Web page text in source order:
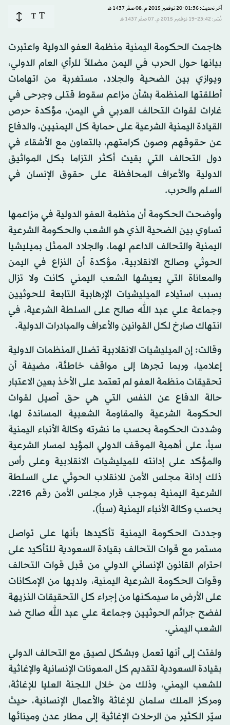
آخر تحديث: 01:36-20 نوفمبر 2015 م ـ 08 صفَر 1437 هـ
نُشر: 23:42-19 نوفمبر 2015 م ـ 07 صفَر 1437 هـ
T
T
هاجمت الحكومة اليمنية منظمة العفو الدولية واعتبرت
بيانها حول الحرب في اليمن مضللاً للرأي العام الدولي،
ويوازي بين الضحية والجلاد، مستغربة من اتهامات
أطلقتها المنظمة بشأن مزاعم سقوط قتلى وجرحى في
غارات لقوات التحالف العربي في اليمن، مؤكدة حرص
القيادة اليمنية الشرعية على حماية كل اليمنيين، والدفاع
عن حقوقهم وصون كرامتهم، بالتعاون مع الأشقاء في
دول التحالف التي بقيت أكثر التزاما بكل المواثيق
الدولية والأعراف المحافظة على حقوق الإنسان في
السلم والحرب.
وأوضحت الحكومة أن منظمة العفو الدولية في مزاعمها
تساوي بين الضحية الذي هو الشعب والحكومة الشرعية
اليمنية والتحالف الداعم لهما، والجلاد الممثل بميليشيا
الحوثي وصالح الانقلابية، مؤكدة أن النزاع في اليمن
والمعاناة التي يعيشها الشعب اليمني كانت ولا تزال
بسبب استيلاء الميليشيات الإرهابية التابعة للحوثيين
وجماعة علي عبد الله صالح على السلطة الشرعية، في
انتهاك صارخ لكل القوانين والأعراف والمبادرات الدولية.
وقالت: إن الميليشيات الانقلابية تضلل المنظمات الدولية
إعلاميا، وربما تجرها إلى مواقف خاطئة، مضيفة أن
تحقيقات منظمة العفو لم تعتمد على الأخذ بعين الاعتبار
حالة الدفاع عن النفس التي هي حق أصيل لقوات
الحكومة الشرعية والمقاومة الشعبية المساندة لها،
وشددت الحكومة بحسب ما نشرته وكالة الأنباء اليمنية
سبأ، على أهمية الموقف الدولي المؤيد لمسار الشرعية
والمؤكد على إدانته للميليشيات الانقلابية وعلى رأس
ذلك إدانة مجلس الأمن للانقلاب الحوثي على السلطة
الشرعية اليمنية بموجب قرار مجلس الأمن رقم 2216.
بحسب وكالة الأنباء اليمنية (سبأ).
وجددت الحكومة اليمنية تأكيدها بأنها على تواصل
مستمر مع قوات التحالف بقيادة السعودية للتأكيد على
احترام القانون الإنساني الدولي من قبل قوات التحالف
وقوات الحكومة الشرعية اليمنية، ولديها من الإمكانات
على الأرض ما سيمكنها من إجراء كل التحقيقات النزيهة
لفضح جرائم الحوثيين وجماعة علي عبد الله صالح ضد
الشعب اليمني.
ولفتت إلى أنها تعمل وبشكل لصيق مع التحالف الدولي
بقيادة السعودية لتقديم كل المعونات الإنسانية والإغاثية
للشعب اليمني، وذلك من خلال اللجنة العليا للإغاثة،
ومركز الملك سلمان للإغاثة والأعمال الإنسانية، حيث
سيّر الكثير من الرحلات الإغاثية إلى مطار عدن ومينائها